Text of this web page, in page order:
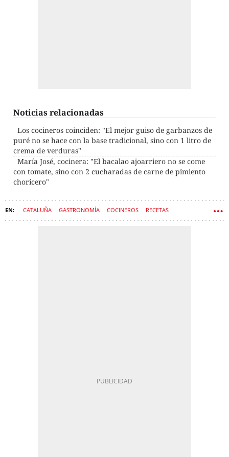
Noticias relacionadas
Los cocineros coinciden: "El mejor guiso de garbanzos de
puré no se hace con la base tradicional, sino con 1 litro de
crema de verduras"
María José, cocinera: "El bacalao ajoarriero no se come
con tomate, sino con 2 cucharadas de carne de pimiento
choricero"
CATALUÑA GASTRONOMÍA COCINEROS RECETAS